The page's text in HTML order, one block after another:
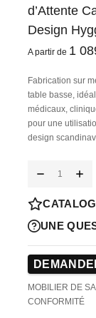
d’Attente
Design
A partir de 1
Fabrication sur
table basse,
médicaux,
pour une
design
UNE
MOBILIER DE
CONFORMITÉ